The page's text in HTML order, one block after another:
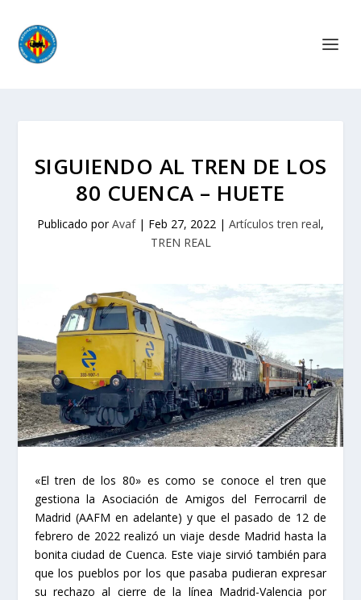
SIGUIENDO AL TREN DE LOS
80 CUENCA – HUETE
Publicado porAvaf| Feb 27, 2022 | Artículos tren real,
TREN REAL
«El tren de los 80» es como se conoce el tren que
gestiona la Asociación de Amigos del Ferrocarril de
Madrid (AAFM en adelante) y que el pasado de 12 de
febrero de 2022 realizó un viaje desde Madrid hasta la
bonita ciudad de Cuenca. Este viaje sirvió también para
que los pueblos por los que pasaba pudieran expresar
su rechazo al cierre de la línea Madrid-Valencia por